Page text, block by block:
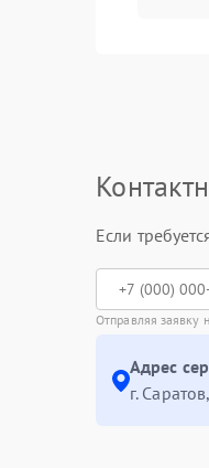
Если
Отправляя заявку
Адрес
г.